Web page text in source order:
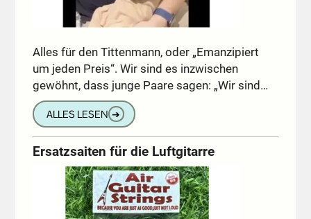
Alles für den Tittenmann, oder „Emanzipiert
um jeden Preis“. Wir sind es inzwischen
gewöhnt, dass junge Paare sagen: „Wir sind…
ALLES LESEN ➔
Ersatzsaiten für die Luftgitarre